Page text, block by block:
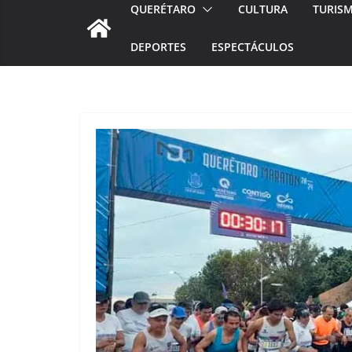
QUERÉTARO CULTURA
DEPORTES ESPECTÁCULOS